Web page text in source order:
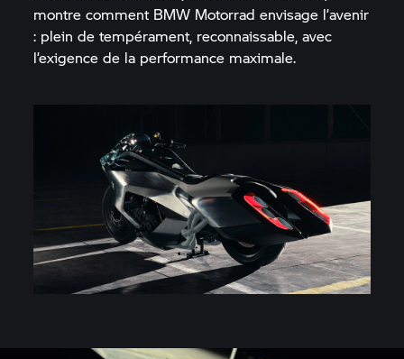
montre comment BMW Motorrad envisage l’avenir
: plein de tempérament, reconnaissable, avec
l’exigence de la performance maximale.